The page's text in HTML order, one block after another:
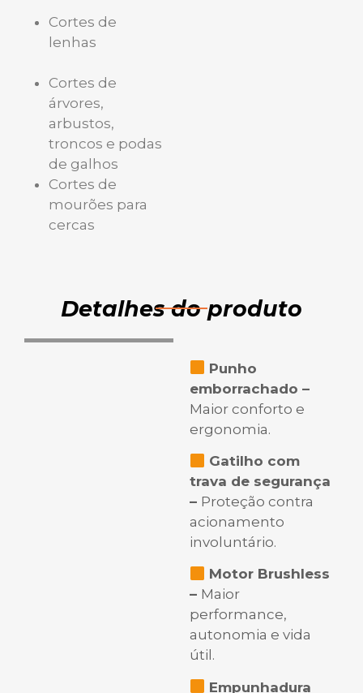
Cortes de
lenhas
Cortes de
árvores,
arbustos,
troncos e podas
de galhos
Cortes de
mourões para
cercas
Detalhes do produto
Punho
emborrachado –
Maior conforto e
ergonomia.
Gatilho com
trava de segurança
– Proteção contra
acionamento
involuntário.
Motor Brushless
– Maior
performance,
autonomia e vida
útil.
Empunhadura